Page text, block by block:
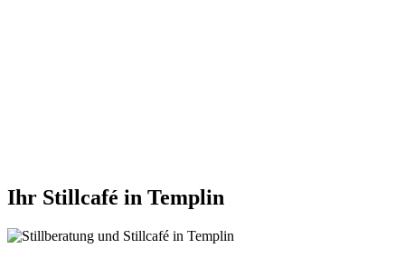
Ihr Stillcafé in Templin